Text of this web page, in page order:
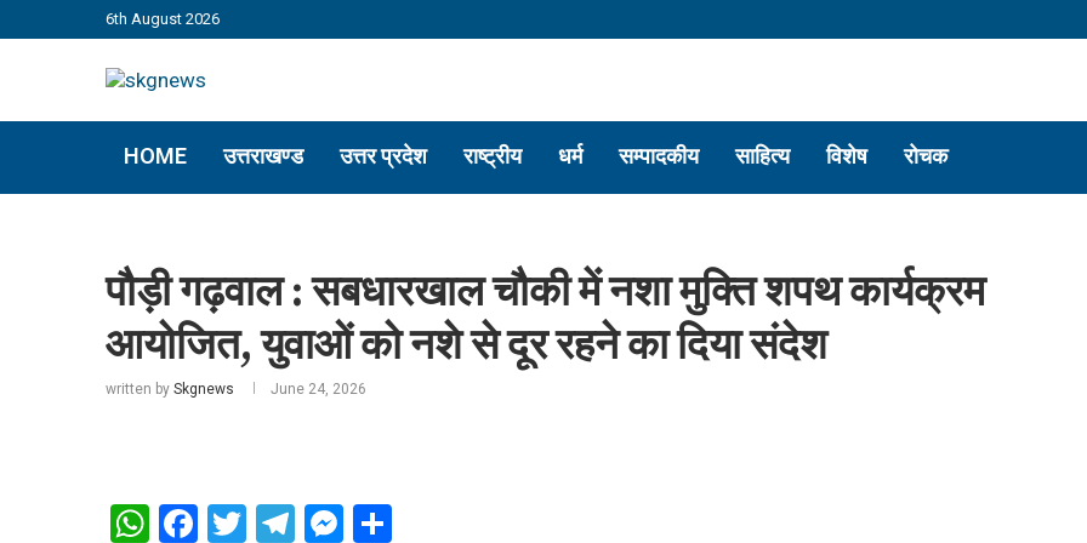
6th August 2026
HOME उत्तराखण्ड उत्तर प्रदेश राष्ट्रीय धर्म सम्पादकीय साहित्य विशेष रोचक
पौड़ी गढ़वाल : सबधारखाल चौकी में नशा मुक्ति शपथ कार्यक्रम
आयोजित, युवाओं को नशे से दूर रहने का दिया संदेश
written by Skgnews June 24, 2026
WhatsApp
Facebook
Twitter
Telegram
Messenger